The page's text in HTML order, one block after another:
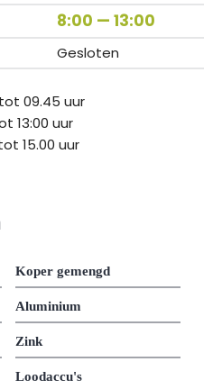
8:00 — 13:00
Gesloten
09.45 uur
13:00 uur
15.00 uur
Koper gemengd
Aluminium
Zink
Loodaccu's